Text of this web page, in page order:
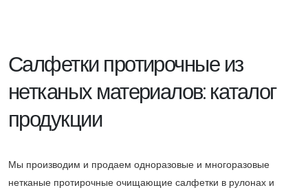
Салфетки протирочные из
нетканых материалов: каталог
продукции
Мы производим и продаем одноразовые и многоразовые
нетканые протирочные очищающие салфетки в рулонах и